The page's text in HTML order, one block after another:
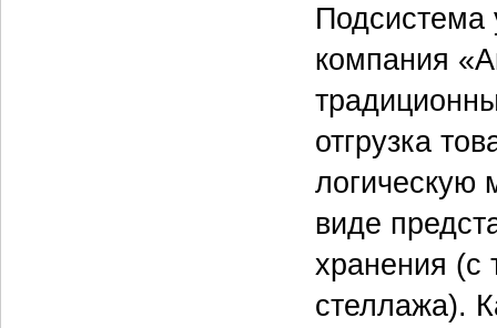
Подсистема
компания
отгрузка
логическую
виде
хранения (с
стеллажа).